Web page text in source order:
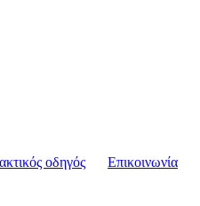
οδηγός Επικοινωνία